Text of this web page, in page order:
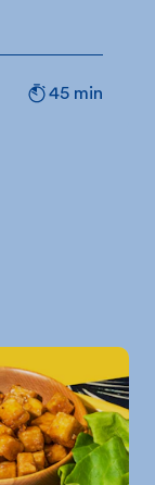
45 min